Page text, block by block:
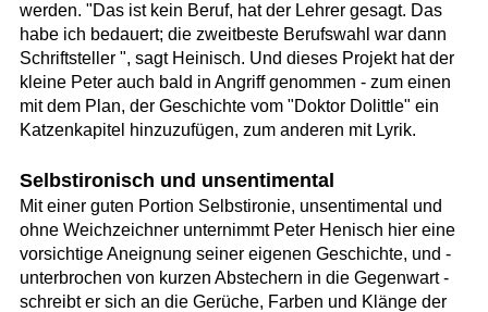
werden. "Das ist kein Beruf, hat der Lehrer gesagt. Das
habe ich bedauert; die zweitbeste Berufswahl war dann
Schriftsteller ", sagt Heinisch. Und dieses Projekt hat der
kleine Peter auch bald in Angriff genommen - zum einen
mit dem Plan, der Geschichte vom "Doktor Dolittle" ein
Katzenkapitel hinzuzufügen, zum anderen mit Lyrik.
Selbstironisch und unsentimental
Mit einer guten Portion Selbstironie, unsentimental und
ohne Weichzeichner unternimmt Peter Henisch hier eine
vorsichtige Aneignung seiner eigenen Geschichte, und -
unterbrochen von kurzen Abstechern in die Gegenwart -
schreibt er sich an die Gerüche, Farben und Klänge der